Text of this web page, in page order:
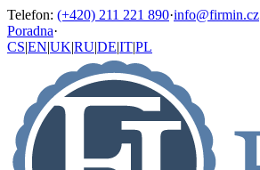
Telefon: (+420) 211 221 890·info@firmin.cz
Poradna·
CS|EN|UK|RU|DE|IT|PL